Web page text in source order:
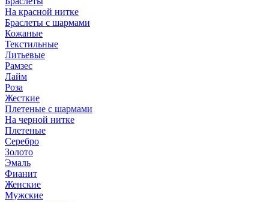
На красной нитке
Браслеты с шармами
Кожаные
Текстильные
Литьевые
Рамзес
Лайм
Роза
Жесткие
Плетеные с шармами
На черной нитке
Плетеные
Серебро
Золото
Эмаль
Фианит
Женские
Мужские